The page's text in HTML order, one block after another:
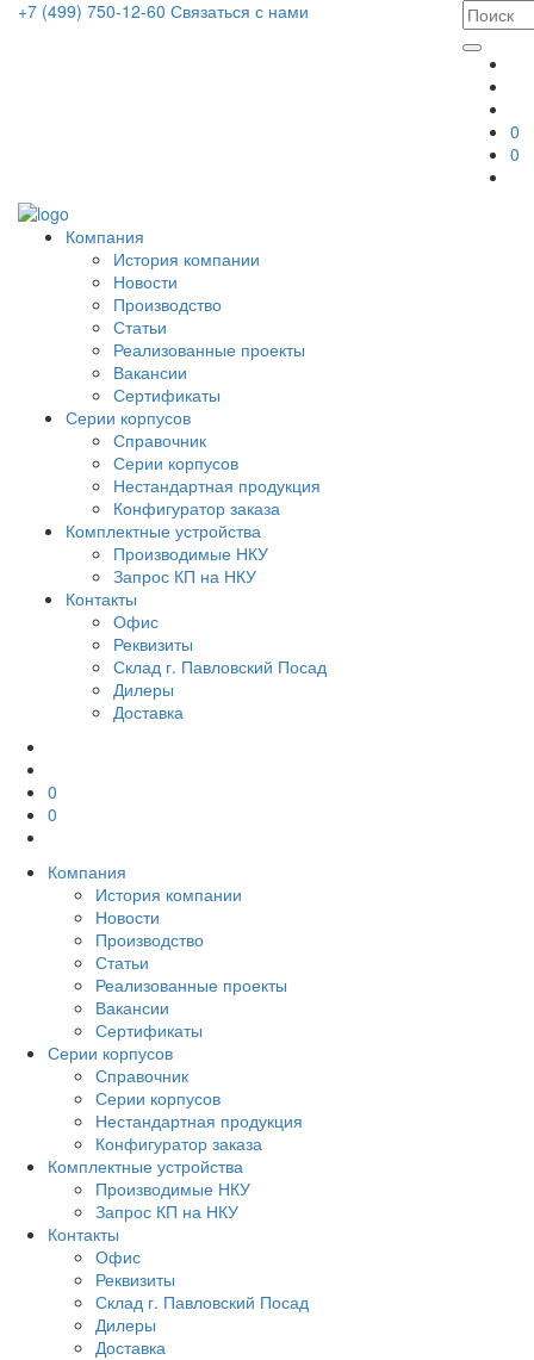
+7 (499) 750-12-60 Связаться с нами
0
0
Компания
История компании
Новости
Производство
Статьи
Реализованные проекты
Вакансии
Сертификаты
Серии корпусов
Справочник
Серии корпусов
Нестандартная продукция
Конфигуратор заказа
Комплектные устройства
Производимые НКУ
Запрос КП на НКУ
Контакты
Офис
Реквизиты
Склад г. Павловский Посад
Дилеры
Доставка
0
0
Компания
История компании
Новости
Производство
Статьи
Реализованные проекты
Вакансии
Сертификаты
Серии корпусов
Справочник
Серии корпусов
Нестандартная продукция
Конфигуратор заказа
Комплектные устройства
Производимые НКУ
Запрос КП на НКУ
Контакты
Офис
Реквизиты
Склад г. Павловский Посад
Дилеры
Доставка